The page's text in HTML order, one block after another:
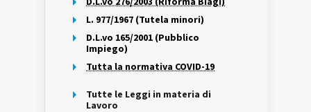
L. 977/1967 (Tutela minori)
D.L.vo 165/2001 (Pubblico
Impiego)
Tutta la normativa COVID-19
Tutte le Leggi in materia di
Lavoro